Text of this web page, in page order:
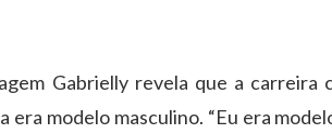
Gabrielly revela que a carreira
modelo masculino. “Eu era